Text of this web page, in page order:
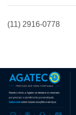
(11) 2916-0778